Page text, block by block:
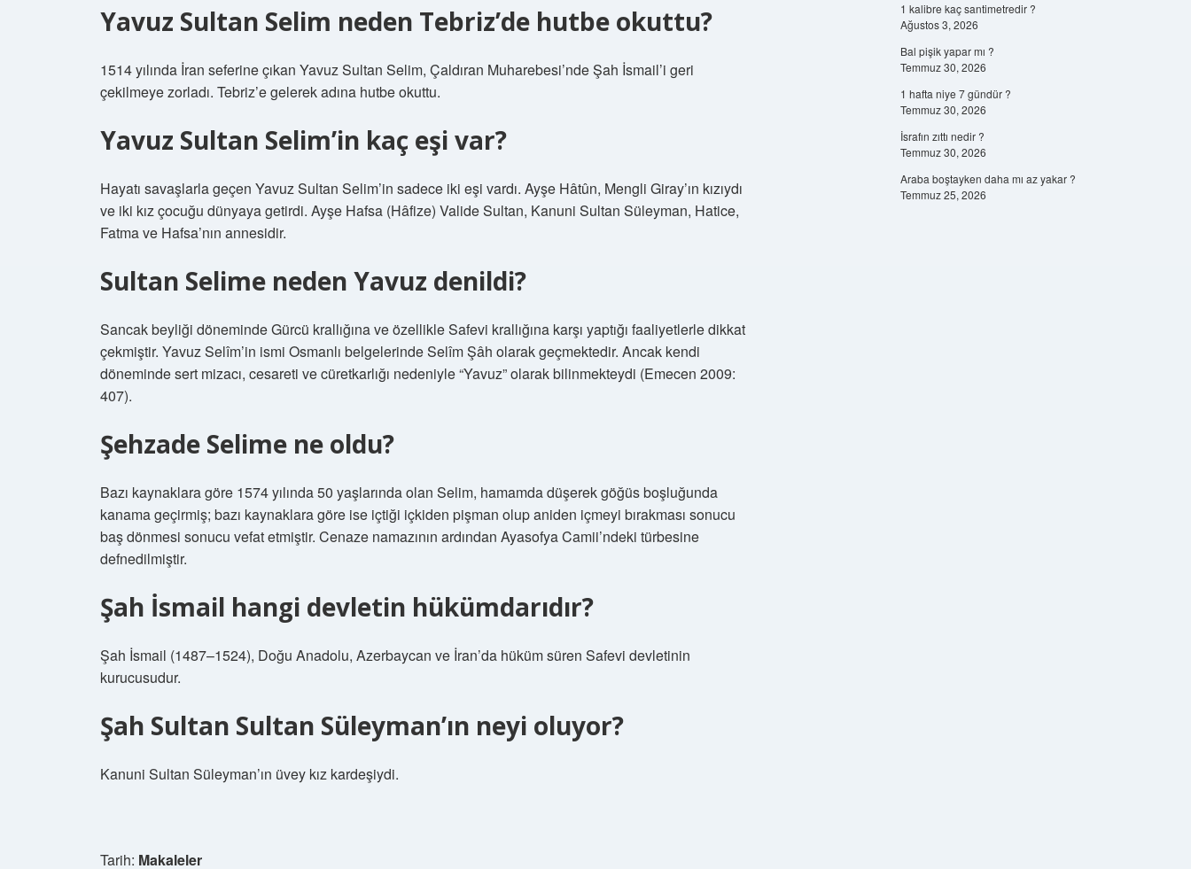
Yavuz Sultan Selim neden Tebriz’de hutbe okuttu?
1514 yılında İran seferine çıkan Yavuz Sultan Selim, Çaldıran Muharebesi’nde Şah İsmail’i geri
çekilmeye zorladı. Tebriz’e gelerek adına hutbe okuttu.
Yavuz Sultan Selim’in kaç eşi var?
Hayatı savaşlarla geçen Yavuz Sultan Selim’in sadece iki eşi vardı. Ayşe Hâtûn, Mengli Giray’ın kızıydı
ve iki kız çocuğu dünyaya getirdi. Ayşe Hafsa (Hâfize) Valide Sultan, Kanuni Sultan Süleyman, Hatice,
Fatma ve Hafsa’nın annesidir.
Sultan Selime neden Yavuz denildi?
Sancak beyliği döneminde Gürcü krallığına ve özellikle Safevi krallığına karşı yaptığı faaliyetlerle dikkat
çekmiştir. Yavuz Selîm’in ismi Osmanlı belgelerinde Selîm Şâh olarak geçmektedir. Ancak kendi
döneminde sert mizacı, cesareti ve cüretkarlığı nedeniyle “Yavuz” olarak bilinmekteydi (Emecen 2009:
407).
Şehzade Selime ne oldu?
Bazı kaynaklara göre 1574 yılında 50 yaşlarında olan Selim, hamamda düşerek göğüs boşluğunda
kanama geçirmiş; bazı kaynaklara göre ise içtiği içkiden pişman olup aniden içmeyi bırakması sonucu
baş dönmesi sonucu vefat etmiştir. Cenaze namazının ardından Ayasofya Camii’ndeki türbesine
defnedilmiştir.
Şah İsmail hangi devletin hükümdarıdır?
Şah İsmail (1487–1524), Doğu Anadolu, Azerbaycan ve İran’da hüküm süren Safevi devletinin
kurucusudur.
Şah Sultan Sultan Süleyman’ın neyi oluyor?
Kanuni Sultan Süleyman’ın üvey kız kardeşiydi.
Tarih: Makaleler
1 kalibre kaç santimetredir ?
Ağustos 3, 2026
Bal pişik yapar mı ?
Temmuz 30, 2026
1 hafta niye 7 gündür ?
Temmuz 30, 2026
İsrafın zıttı nedir ?
Temmuz 30, 2026
Araba boştayken daha mı az yakar ?
Temmuz 25, 2026